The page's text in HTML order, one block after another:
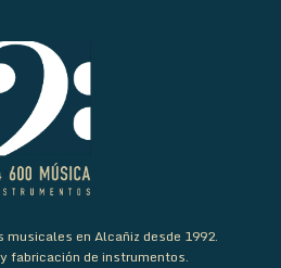
musicales en Alcañiz desde 1992.
fabricación de instrumentos.